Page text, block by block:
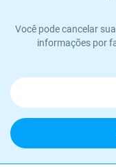
Você pode cancelar
informações por